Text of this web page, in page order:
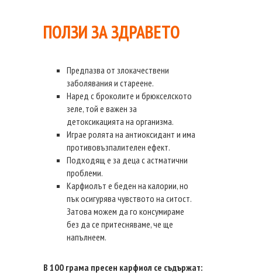
ПОЛЗИ ЗА ЗДРАВЕТО
Предпазва от злокачествени
заболявания и стареене.
Наред с броколите и брюкселското
зеле, той e важен за
детоксикацията на организма.
Играе ролята на антиоксидант и има
противовъзпалителен ефект.
Подходящ е за деца с астматични
проблеми.
Карфиолът е беден на калории, но
пък осигурява чувството на ситост.
Затова можем да го консумираме
без да се притесняваме, че ще
напълнеем.
В 100 грама пресен карфиол се съдържат: